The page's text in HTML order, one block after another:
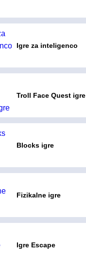
Igre za inteligenco
Troll Face Quest igre
Blocks igre
Fizikalne igre
Igre Escape